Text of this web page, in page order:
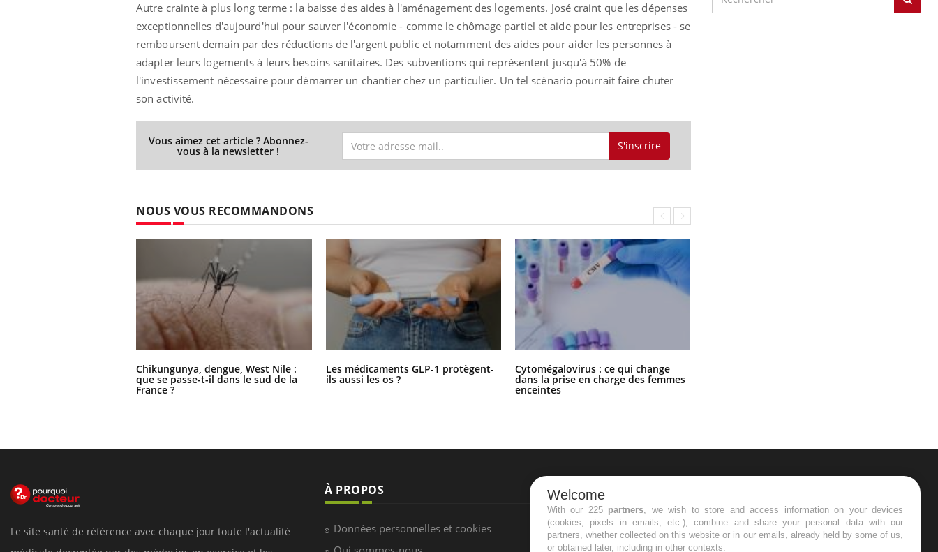
Autre crainte à plus long terme : la baisse des aides à l'aménagement des logements. José craint que les dépenses
exceptionnelles d'aujourd'hui pour sauver l'économie - comme le chômage partiel et aide pour les entreprises - se
remboursent demain par des réductions de l'argent public et notamment des aides pour aider les personnes à
adapter leurs logements à leurs besoins sanitaires. Des subventions qui représentent jusqu'à 50% de
l'investissement nécessaire pour démarrer un chantier chez un particulier. Un tel scénario pourrait faire chuter
son activité.
Vous aimez cet article ? Abonnez-
vous à la newsletter ! S'inscrire
NOUS VOUS RECOMMANDONS
Chikungunya, dengue, West Nile :
que se passe-t-il dans le sud de la
France ?
Les médicaments GLP-1 protègent-
ils aussi les os ?
Cytomégalovirus : ce qui change
dans la prise en charge des femmes
enceintes
Le site santé de référence avec chaque jour toute l'actualité
À PROPOS
Données personnelles et cookies
NEWSLETTER
Recevez toutes les semaines les meilleures
infos santé
Welcome
With our 225 partners, we wish to store and access information on your devices
(cookies, pixels in emails, etc.), combine and share your personal data with our
partners, whether collected on this website or in our emails, already held by some of us,
or obtained later, including in other contexts.